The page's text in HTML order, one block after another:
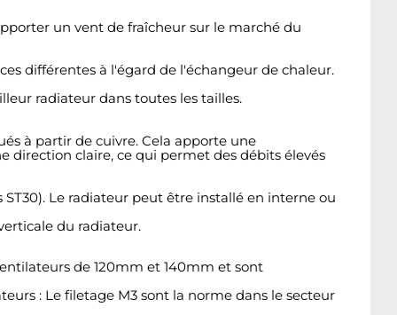
un vent de fraîcheur sur le marché du
différentes à l'égard de l'échangeur de chaleur.
radiateur dans toutes les tailles.
à partir de cuivre. Cela apporte une
direction claire, ce qui permet des débits élevés
Le radiateur peut être installé en interne ou
du radiateur.
de 120mm et 140mm et sont
: Le filetage M3 sont la norme dans le secteur